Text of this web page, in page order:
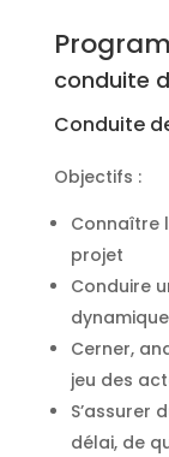
conduite
Conduite
Objectifs :
Connaître
projet
Conduire
Cerner,
jeu des
S’assurer
délai, de